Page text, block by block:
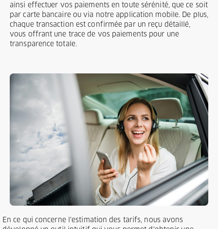
ainsi effectuer vos paiements en toute sérénité, que ce soit
par carte bancaire ou via notre application mobile. De plus,
chaque transaction est confirmée par un reçu détaillé,
vous offrant une trace de vos paiements pour une
transparence totale.
En ce qui concerne l'estimation des tarifs, nous avons